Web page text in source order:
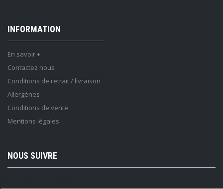
INFORMATION
En savoir +
Contactez nous
Conditions de retrait / livraison
Allergènes
Conditions de vente
Mentions légales
NOUS SUIVRE